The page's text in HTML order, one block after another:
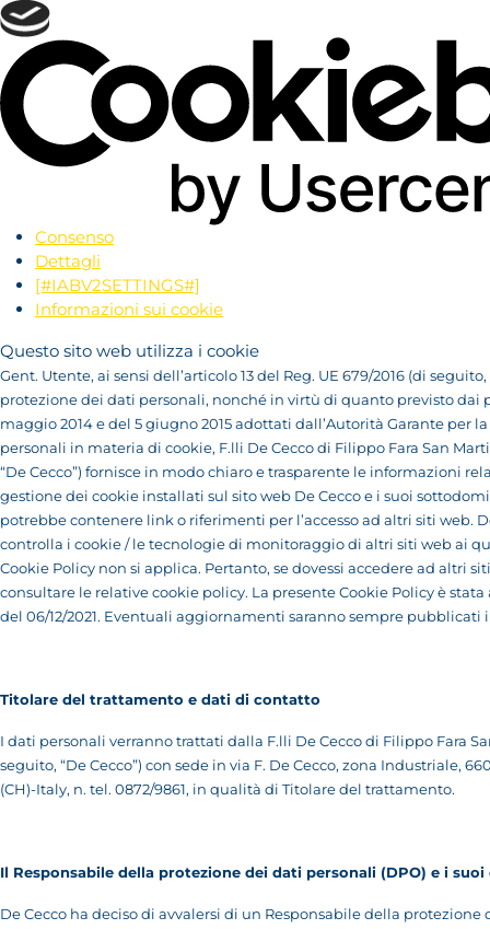
Consenso
Dettagli
[#IABV2SETTINGS#]
Informazioni sui cookie
Questo sito web utilizza i cookie
Gent. Utente, ai sensi dell’articolo 13 del Reg. UE 679/2016 (di seguito,
protezione dei dati personali, nonché in virtù di quanto previsto dai
maggio 2014 e del 5 giugno 2015 adottati dall’Autorità Garante per
personali in materia di cookie, F.lli De Cecco di Filippo Fara San
“De Cecco”) fornisce in modo chiaro e trasparente le informazioni
gestione dei cookie installati sul sito web De Cecco e i suoi
potrebbe contenere link o riferimenti per l’accesso ad altri siti web.
controlla i cookie / le tecnologie di monitoraggio di altri siti web ai
Cookie Policy non si applica. Pertanto, se dovessi accedere ad altri
consultare le relative cookie policy. La presente Cookie Policy è
del 06/12/2021. Eventuali aggiornamenti saranno sempre pubblicati
Titolare del trattamento e dati di contatto
I dati personali verranno trattati dalla F.lli De Cecco di Filippo Fara
seguito, “De Cecco”) con sede in via F. De Cecco, zona Industriale,
(CH)-Italy, n. tel. 0872/9861, in qualità di Titolare del trattamento.
Il Responsabile della protezione dei dati personali (DPO) e i
De Cecco ha deciso di avvalersi di un Responsabile della protezione